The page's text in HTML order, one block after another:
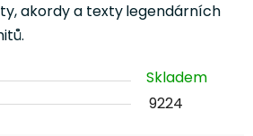
akordy a textylegendárních
Skladem
9224